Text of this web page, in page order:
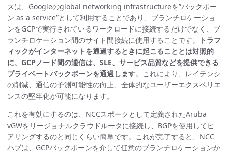
スは、Googleのglobal networking infrastructureを”バックボー
ン as a service”として利用することであり、ブランチロケーショ
ンをGCPで実行されているワークロードに接続するだけでなく、ブ
ランチロケーション間のサイト間接続に使用することです。
トラフ
ィックがインターネットを通過するときに起こることとは対照的
に、GCPノード間の通信は、SLE、サービス品質などを提供できる
プライベートバックボーンを通過します。これにより、レイテンシ
の削減、通信の予測可能性の向上、全体的なユーザーエクスペリエ
ンスの堅牢化が可能になります。
これを有効にするのは、NCCスポークとして定義されたAruba
vGWをリージョナルクラウドルータに接続し、BGPを使用してピ
アリングするのと同じくらい簡単です。これが完了すると、NCC
ハブは、GCPバックボーンを介して任意のブランチロケーションか